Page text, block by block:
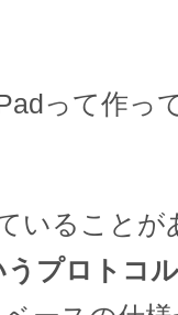
って作っ
いることが
うプロトコ